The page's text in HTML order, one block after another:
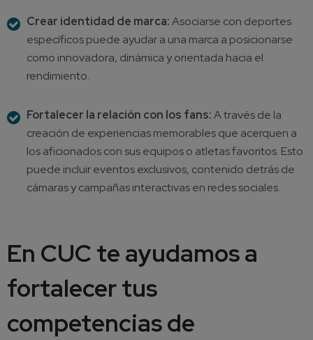
Crear identidad de marca:Asociarse con deportes
específicos puede ayudar a una marca a posicionarse
como innovadora, dinámica y orientada hacia el
rendimiento.
Fortalecer la relación con los fans:A través de la
creación de experiencias memorables que acerquen a
los aficionados con sus equipos o atletas favoritos. Esto
puede incluir eventos exclusivos, contenido detrás de
cámaras y campañas interactivas en redes sociales.
En CUC te ayudamos a
fortalecer tus
competencias de